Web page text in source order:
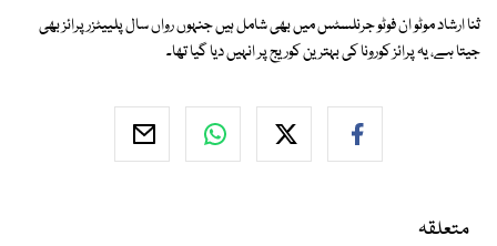
ثنا ارشاد موٹو ان فوٹو جرنلسٹس میں بھی شامل ہیں جنہوں رواں سال پلییٹزر پرائز بھی
جیتا ہے، یہ پرائز کورونا کی بہترین کوریج پر انہیں دیا گیا تھا۔
متعلقہ